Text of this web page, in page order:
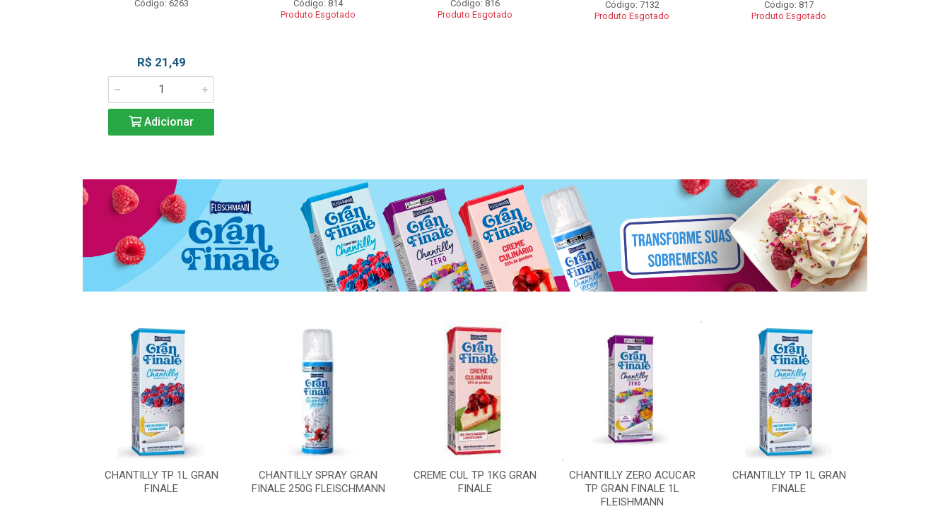
Código: 6263
R$ 21,49
Adicionar
Código: 814
Produto Esgotado
Código: 816
Produto Esgotado
Código: 7132
Produto Esgotado
Código: 817
Produto Esgotado
CHANTILLY TP 1L GRAN
FINALE
CHANTILLY SPRAY GRAN
FINALE 250G FLEISCHMANN
CREME CUL TP 1KG GRAN
FINALE
CHANTILLY ZERO ACUCAR
TP GRAN FINALE 1L
FLEISHMANN
CHANTILLY TP 1L GRAN
FINALE